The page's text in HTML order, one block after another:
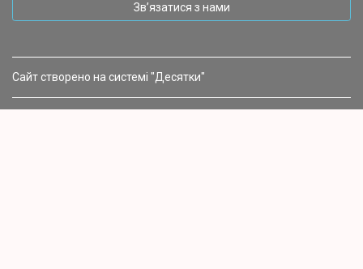
Зв’язатися з нами
Сайт створено на системі "Десятки"